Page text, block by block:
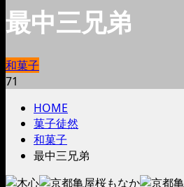
最中三兄弟
和菓子
71
HOME
菓子徒然
和菓子
最中三兄弟